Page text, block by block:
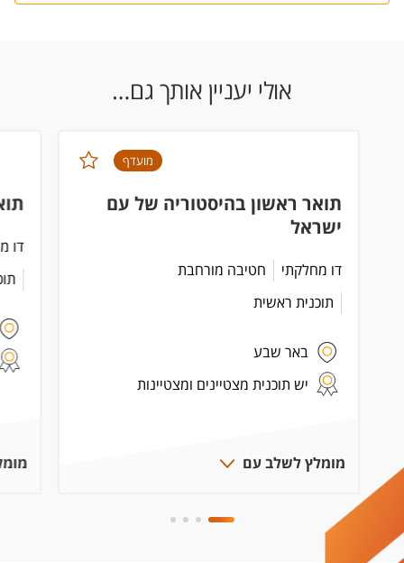
אולי יעניין אותך גם…
מועדף
תואר ראשון בהיסטוריה של עם
ישראל
דו מחלקתי
חטיבה מורחבת
תוכנית ראשית
באר שבע
יש תוכנית מצטיינים ומצטיינות
מומלץ לשלב עם
דו